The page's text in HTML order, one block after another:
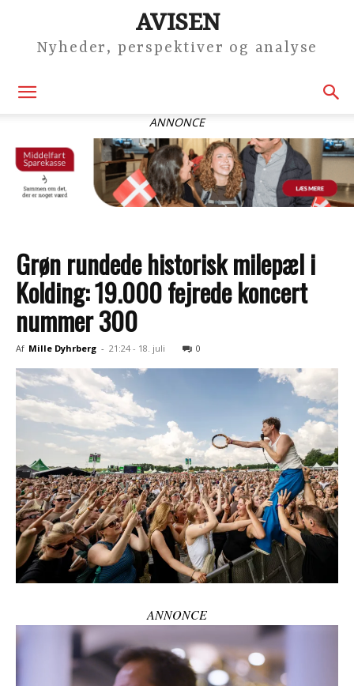
AVISEN
Nyheder, perspektiver og analyse
ANNONCE
Grøn rundede historisk milepæl i
Kolding: 19.000 fejrede koncert
nummer 300
Af Mille Dyhrberg - 21:24 - 18. juli 0
ANNONCE